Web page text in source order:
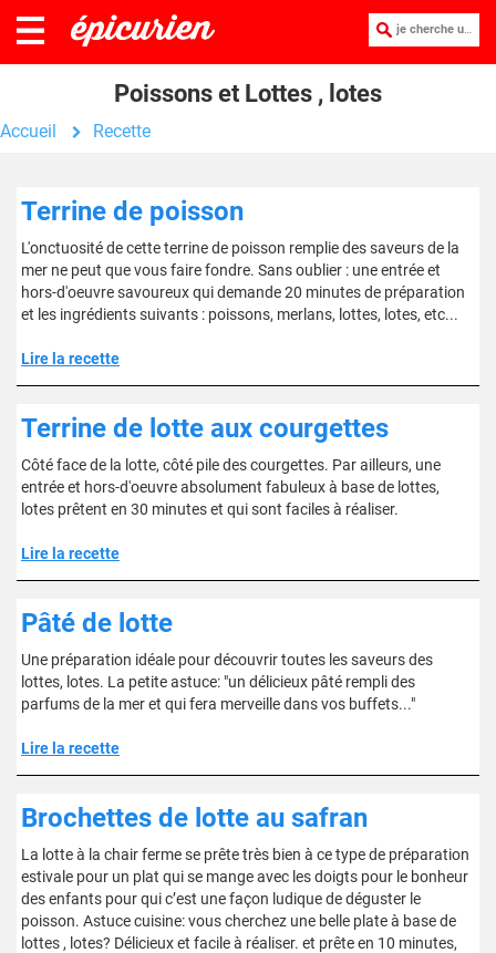
je cherche une recette :
Poissons et Lottes , lotes
Accueil Recette
Terrine de poisson
L'onctuosité de cette terrine de poisson remplie des saveurs de la
mer ne peut que vous faire fondre. Sans oublier : une entrée et
hors-d'oeuvre savoureux qui demande 20 minutes de préparation
et les ingrédients suivants : poissons, merlans, lottes, lotes, etc...
Lire la recette
Terrine de lotte aux courgettes
Côté face de la lotte, côté pile des courgettes. Par ailleurs, une
entrée et hors-d'oeuvre absolument fabuleux à base de lottes,
lotes prêtent en 30 minutes et qui sont faciles à réaliser.
Lire la recette
Pâté de lotte
Une préparation idéale pour découvrir toutes les saveurs des
lottes, lotes. La petite astuce: "un délicieux pâté rempli des
parfums de la mer et qui fera merveille dans vos buffets..."
Lire la recette
Brochettes de lotte au safran
La lotte à la chair ferme se prête très bien à ce type de préparation
estivale pour un plat qui se mange avec les doigts pour le bonheur
des enfants pour qui c’est une façon ludique de déguster le
poisson. Astuce cuisine: vous cherchez une belle plate à base de
lottes , lotes? Délicieux et facile à réaliser. et prête en 10 minutes,